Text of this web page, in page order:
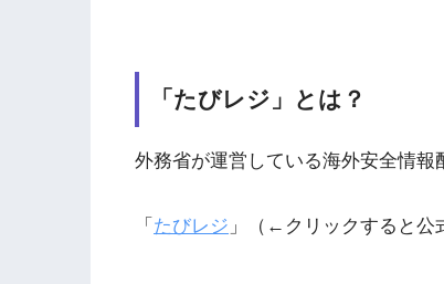
「たびレジ」とは？
外務省が運営している海外安全情報
「 たびレジ 」（←クリックすると公